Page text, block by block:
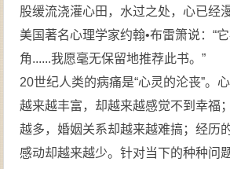
股缓流浇灌心田，水过之处，心已经
美国著名心理学家约翰•布雷箫说：“
角......我愿毫无保留地推荐此书。”
20世纪人类的病痛是“心灵的沦丧”。
越来越丰富，却越来越感觉不到幸福
越多，婚姻关系却越来越难搞；经历
感动却越来越少。针对当下的种种问